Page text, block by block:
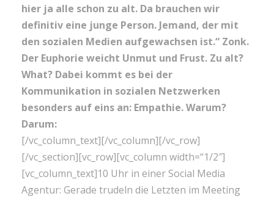
hier ja alle schon zu alt. Da brauchen wir
definitiv eine junge Person. Jemand, der mit
den sozialen Medien aufgewachsen ist.“ Zonk.
Der Euphorie weicht Unmut und Frust. Zu alt?
What? Dabei kommt es bei der
Kommunikation in sozialen Netzwerken
besonders auf eins an: Empathie. Warum?
Darum:
[/vc_column_text][/vc_column][/vc_row]
[/vc_section][vc_row][vc_column width=“1/2″]
[vc_column_text]10 Uhr in einer Social Media
Agentur: Gerade trudeln die Letzten im Meeting